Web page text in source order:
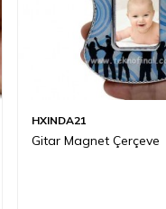
HXINDA21
Gitar Magnet Çerçeve